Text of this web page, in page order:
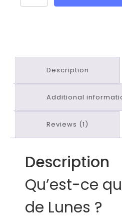
Description
Additional
Reviews (1)
Description
Qu’est-ce
de Lunes ?